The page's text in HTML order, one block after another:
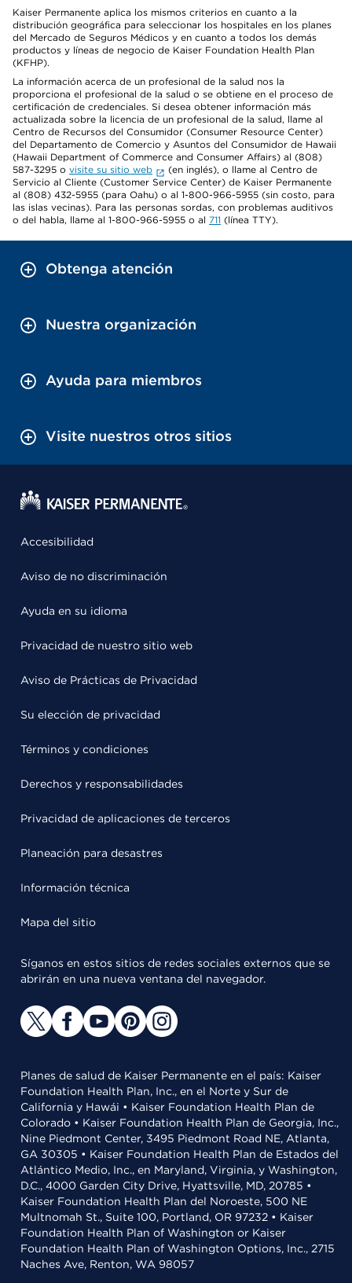
Kaiser Permanente aplica los mismos criterios en cuanto a la
distribución geográfica para seleccionar los hospitales en los planes
del Mercado de Seguros Médicos y en cuanto a todos los demás
productos y líneas de negocio de Kaiser Foundation Health Plan
(KFHP).
La información acerca de un profesional de la salud nos la
proporciona el profesional de la salud o se obtiene en el proceso de
certificación de credenciales. Si desea obtener información más
actualizada sobre la licencia de un profesional de la salud, llame al
Centro de Recursos del Consumidor (Consumer Resource Center)
del Departamento de Comercio y Asuntos del Consumidor de Hawaii
(Hawaii Department of Commerce and Consumer Affairs) al (808)
587-3295 o visite su sitio web
(en inglés), o llame al Centro de
Servicio al Cliente (Customer Service Center) de Kaiser Permanente
al (808) 432-5955 (para Oahu) o al 1-800-966-5955 (sin costo, para
las islas vecinas). Para las personas sordas, con problemas auditivos
o del habla, llame al 1-800-966-5955 o al 711 (línea TTY).
Obtenga atención
Nuestra organización
Ayuda para miembros
Visite nuestros otros sitios
Accesibilidad
Aviso de no discriminación
Ayuda en su idioma
Privacidad de nuestro sitio web
Aviso de Prácticas de Privacidad
Su elección de privacidad
Términos y condiciones
Derechos y responsabilidades
Privacidad de aplicaciones de terceros
Planeación para desastres
Información técnica
Mapa del sitio
Síganos en estos sitios de redes sociales externos que se
abrirán en una nueva ventana del navegador.
Planes de salud de Kaiser Permanente en el país: Kaiser
Foundation Health Plan, Inc., en el Norte y Sur de
California y Hawái • Kaiser Foundation Health Plan de
Colorado • Kaiser Foundation Health Plan de Georgia, Inc.,
Nine Piedmont Center, 3495 Piedmont Road NE, Atlanta,
GA 30305 • Kaiser Foundation Health Plan de Estados del
Atlántico Medio, Inc., en Maryland, Virginia, y Washington,
D.C., 4000 Garden City Drive, Hyattsville, MD, 20785 •
Kaiser Foundation Health Plan del Noroeste, 500 NE
Multnomah St., Suite 100, Portland, OR 97232 • Kaiser
Foundation Health Plan of Washington or Kaiser
Foundation Health Plan of Washington Options, Inc., 2715
Naches Ave, Renton, WA 98057